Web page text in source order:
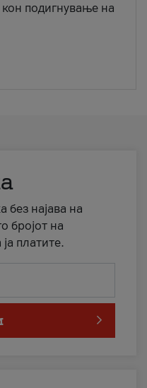
кон подигнување на
без најава на
бројот на
платите.